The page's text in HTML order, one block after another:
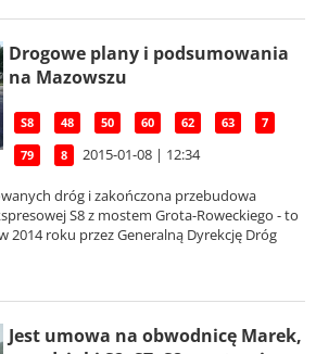
Drogowe plany i podsumowania
na Mazowszu
S8 48 50 60 62 63 7
79 8 2015-01-08 | 12:34
dróg i zakończona przebudowa
S8 z mostem Grota-Roweckiego - to
2014 roku przez Generalną Dyrekcję Dróg
Jest umowa na obwodnicę Marek,